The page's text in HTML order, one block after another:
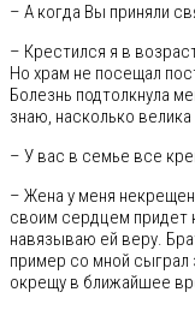
– А когда Вы приняли
– Крестился я в
Но храм не посещал
Болезнь подтолкнула
знаю, насколько
– У вас в семье все
– Жена у меня
своим сердцем придет
навязываю ей веру.
пример со мной сыграл
окрещу в ближайшее